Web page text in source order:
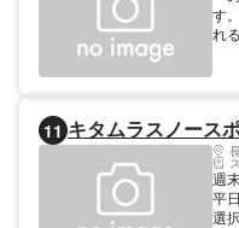
す
れ
供:
日
ス
11 キタムラスノース
週
平
選択可） より安全